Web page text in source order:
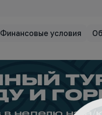
Финансовые условия